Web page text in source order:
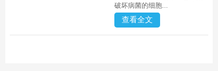
破坏病菌的细胞...
查看全文